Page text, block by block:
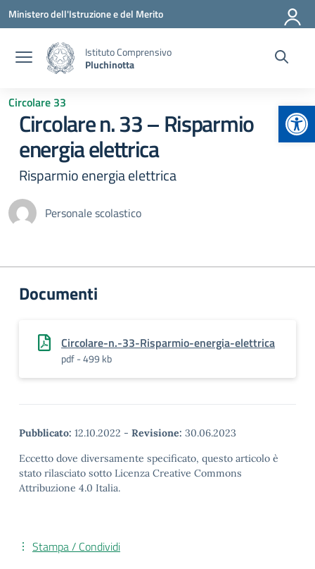
Vai ai contenuti
Vai al menu di navigazione
Vai al footer
Ministero dell'Istruzione e del Merito
Istituto Comprensivo
Pluchinotta
Circolare 33
Circolare n. 33 – Risparmio
energia elettrica
Risparmio energia elettrica
Personale scolastico
Documenti
Circolare-n.-33-Risparmio-energia-elettrica
pdf - 499 kb
Pubblicato: 12.10.2022 - Revisione: 30.06.2023
Eccetto dove diversamente specificato, questo articolo è
stato rilasciato sotto Licenza Creative Commons
Attribuzione 4.0 Italia.
Stampa / Condividi